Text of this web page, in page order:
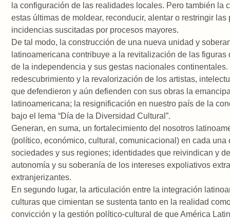
la configuración de las realidades locales. Pero también la
estas últimas de moldear, reconducir, alentar o restringir las
incidencias suscitadas por procesos mayores.
De tal modo, la construcción de una nueva unidad y
latinoamericana contribuye a la revitalización de las figuras
de la independencia y sus gestas nacionales continentales.
redescubrimiento y la revalorización de los artistas,
que defendieron y aún defienden con sus obras la
latinoamericana; la resignificación en nuestro país de la
bajo el lema “Día de la Diversidad Cultural”.
Generan, en suma, un fortalecimiento del nosotros
(político, económico, cultural, comunicacional) en cada una
sociedades y sus regiones; identidades que reivindican y
autonomía y su soberanía de los intereses expoliativos
extranjerizantes.
En segundo lugar, la articulación entre la integración
culturas que cimientan se sustenta tanto en la realidad
convicción y la gestión político-cultural de que América